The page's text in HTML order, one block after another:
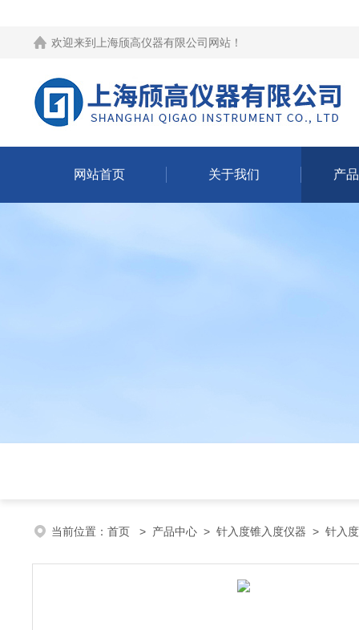
欢迎来到 上海颀高仪器有限公司网站 ！
网站首页 关于我们 产
当前位置： 首页 > 产品中心 > 针入度锥入度仪器 > 针入